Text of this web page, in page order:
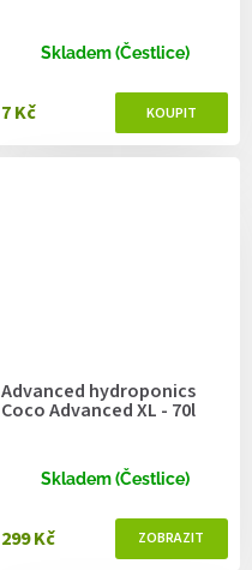
Skladem (Čestlice)
7 Kč
Advanced hydroponics
Coco Advanced XL - 70l
Skladem (Čestlice)
299 Kč